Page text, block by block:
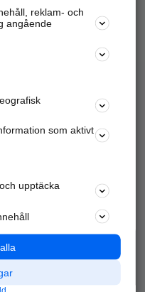
mm.
företaget
och annonsera mot
nära dig.
sökningar
reklam- och
angående
som aktivt
upptäcka